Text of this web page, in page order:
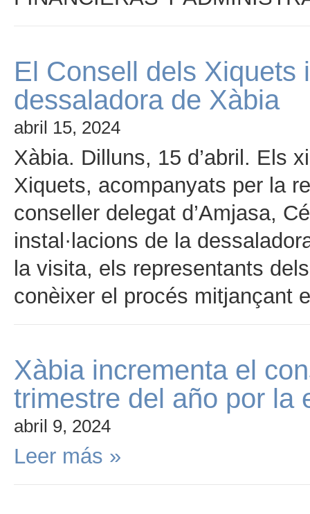
El Consell dels Xiquets
dessaladora de Xàbia
abril 15, 2024
Xàbia. Dilluns, 15 d’abril. Els
Xiquets, acompanyats per la
conseller delegat d’Amjasa,
instal·lacions de la
la visita, els representants
conèixer el procés mitjançant
Xàbia incrementa el
trimestre del año por la
abril 9, 2024
Leer más »